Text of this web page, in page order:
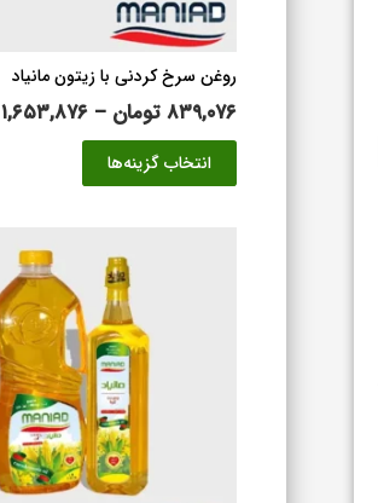
شوند
روغن سرخ کردنی با زیتون مانیاد
۸۳۹,۰۷۶تومان – ۱,۶۵۳,۸۷۶
انتخاب گزینه‌ها
مختلفی
می
باشد.
گزینه
ها
ممکن
است
در
صفحه